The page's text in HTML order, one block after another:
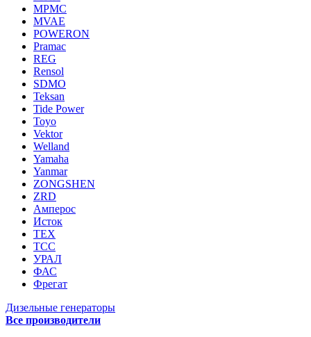
MPMC
MVAE
POWERON
Pramac
REG
Rensol
SDMO
Teksan
Tide Power
Toyo
Vektor
Welland
Yamaha
Yanmar
ZONGSHEN
ZRD
Амперос
Исток
ТЕХ
ТСС
УРАЛ
ФАС
Фрегат
Дизельные генераторы
Все производители